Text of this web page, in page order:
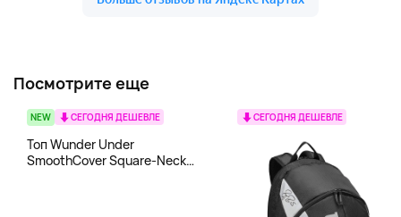
Посмотрите еще
NEW СЕГОДНЯ ДЕШЕВЛЕ
Топ Wunder Under
SmoothCover Square-Neck
СЕГОДНЯ ДЕШЕВЛЕ